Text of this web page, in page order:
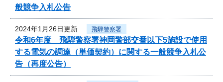
般競争入札公告
2024年1月26日更新 飛騨警察署
令和6年度 飛騨警察署神岡警部交番以下5施設で使用
する電気の調達（単価契約）に関する一般競争入札公
告（再度公告）